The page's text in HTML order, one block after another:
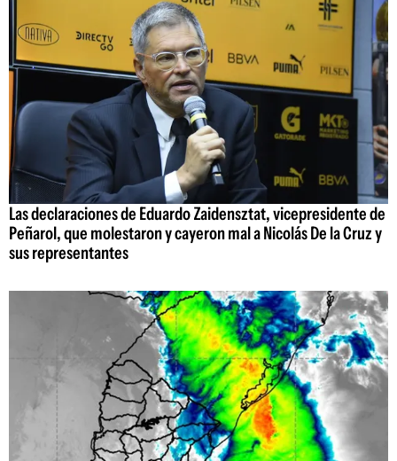
Las declaraciones de Eduardo Zaidensztat, vicepresidente de
Peñarol, que molestaron y cayeron mal a Nicolás De la Cruz y
sus representantes